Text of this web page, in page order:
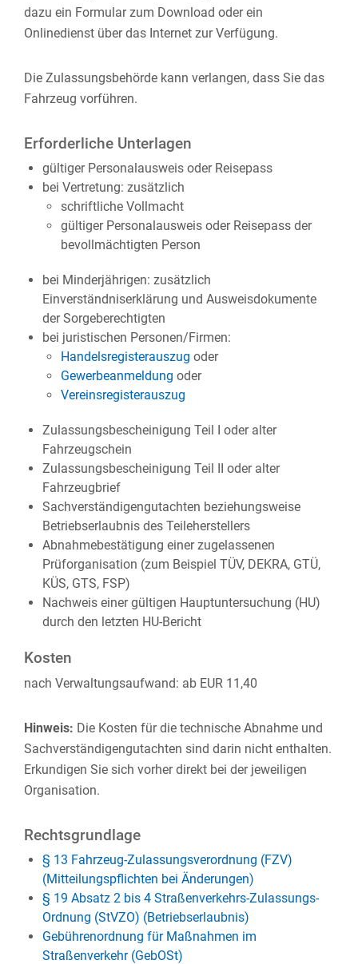
dazu ein Formular zum Download oder ein
Onlinedienst über das Internet zur Verfügung.
Die Zulassungsbehörde kann verlangen, dass Sie das
Fahrzeug vorführen.
Erforderliche Unterlagen
gültiger Personalausweis oder Reisepass
bei Vertretung: zusätzlich
schriftliche Vollmacht
gültiger Personalausweis oder Reisepass der
bevollmächtigten Person
bei Minderjährigen: zusätzlich
Einverständniserklärung und Ausweisdokumente
der Sorgeberechtigten
bei juristischen Personen/Firmen:
Handelsregisterauszug oder
Gewerbeanmeldung oder
Vereinsregisterauszug
Zulassungsbescheinigung Teil I oder alter
Fahrzeugschein
Zulassungsbescheinigung Teil II oder alter
Fahrzeugbrief
Sachverständigengutachten beziehungsweise
Betriebserlaubnis des Teileherstellers
Abnahmebestätigung einer zugelassenen
Prüforganisation (zum Beispiel TÜV, DEKRA, GTÜ,
KÜS, GTS, FSP)
Nachweis einer gültigen Hauptuntersuchung (HU)
durch den letzten HU-Bericht
Kosten
nach Verwaltungsaufwand: ab EUR 11,40
Hinweis: Die Kosten für die technische Abnahme und
Sachverständigengutachten sind darin nicht enthalten.
Erkundigen Sie sich vorher direkt bei der jeweiligen
Organisation.
Rechtsgrundlage
§ 13 Fahrzeug-Zulassungsverordnung (FZV)
(Mitteilungspflichten bei Änderungen)
§ 19 Absatz 2 bis 4 Straßenverkehrs-Zulassungs-
Ordnung (StVZO) (Betriebserlaubnis)
Gebührenordnung für Maßnahmen im
Straßenverkehr (GebOSt)